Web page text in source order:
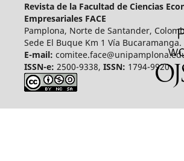
Revista de la Facultad de Ciencias
Empresariales FACE
Pamplona, Norte de Santander,
Sede El Buque Km 1 Vía Bucaramanga.
E-mail:
ISSN-e: 2500-9338, ISSN: 1794-9920